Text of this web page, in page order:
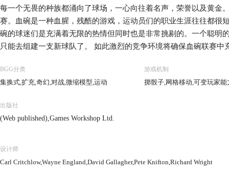
每一个无畏的种族都涌向了球场，一心向往着名声，荣誉以及黄金
赛。血碗是一种血腥，残酷的游戏，运动员们的职业生涯往往都很
碗的球迷们是充满着无限的热情但同时也是非常挑剔的。一个聪明
只能去组建一支新球队了。 如此激烈的竞争环境将确保血碗联赛
类、兽人、精灵、鼠人等种族的球队经理，派遣球员拿下一场场比
轮，每一大轮会翻出等同于玩家数的赛事牌和一张焦点新闻牌。
BGG分类
集换式,扩充,奇幻,对战,微缩模型,运动
游戏机制
掷骰子,网格移动,可变玩家能
出版社
(Web published),Games Workshop Ltd.
设计师
Carl Critchlow,Wayne England,David Gallagher,Pete Knifton,Richard Wright